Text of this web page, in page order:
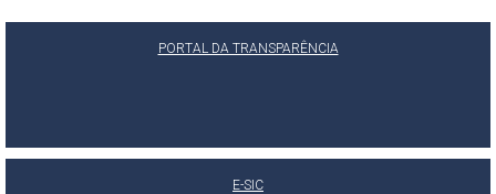
PORTAL DA TRANSPARÊNCIA
E-SIC